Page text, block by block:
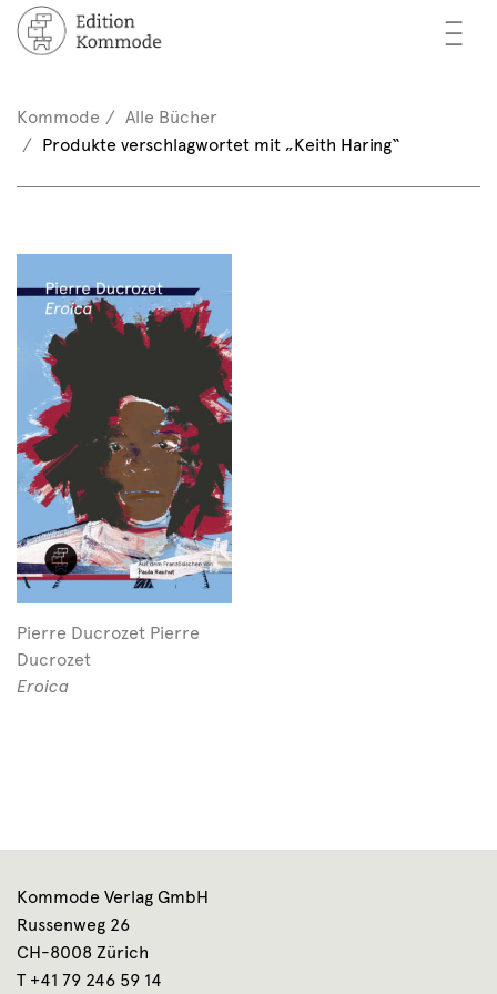
—
—
—
/ Registrieren
(0)
Kommode
Alle Bücher
Produkte verschlagwortet mit „Keith Haring“
Pierre Ducrozet Pierre
Ducrozet
Eroica
Kommode Verlag GmbH
Russenweg 26
CH-8008 Zürich
T +41 79 246 59 14